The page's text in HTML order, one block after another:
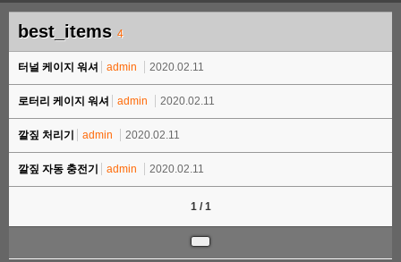
best_items 4
터널 케이지 워셔 admin 2020.02.11
로터리 케이지 워셔 admin 2020.02.11
깔짚 처리기 admin 2020.02.11
깔짚 자동 충전기 admin 2020.02.11
1 / 1